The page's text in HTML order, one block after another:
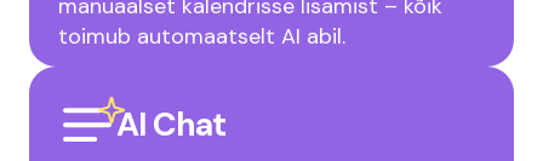
manuaalset kalendrisse lisamist – kõik
toimub automaatselt AI abil.
AI Chat